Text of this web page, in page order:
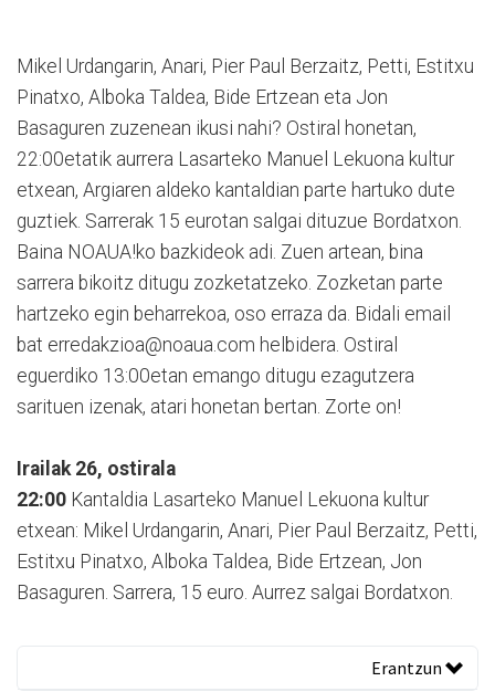
Mikel Urdangarin, Anari, Pier Paul Berzaitz, Petti, Estitxu
Pinatxo, Alboka Taldea, Bide Ertzean eta Jon
Basaguren zuzenean ikusi nahi? Ostiral honetan,
22:00etatik aurrera Lasarteko Manuel Lekuona kultur
etxean, Argiaren aldeko kantaldian parte hartuko dute
guztiek. Sarrerak 15 eurotan salgai dituzue Bordatxon.
Baina NOAUA!ko bazkideok adi. Zuen artean, bina
sarrera bikoitz ditugu zozketatzeko. Zozketan parte
hartzeko egin beharrekoa, oso erraza da. Bidali email
bat erredakzioa@noaua.com helbidera. Ostiral
eguerdiko 13:00etan emango ditugu ezagutzera
sarituen izenak, atari honetan bertan. Zorte on!
Irailak 26, ostirala
22:00 Kantaldia Lasarteko Manuel Lekuona kultur
etxean: Mikel Urdangarin, Anari, Pier Paul Berzaitz, Petti,
Estitxu Pinatxo, Alboka Taldea, Bide Ertzean, Jon
Basaguren. Sarrera, 15 euro. Aurrez salgai Bordatxon.
Erantzun